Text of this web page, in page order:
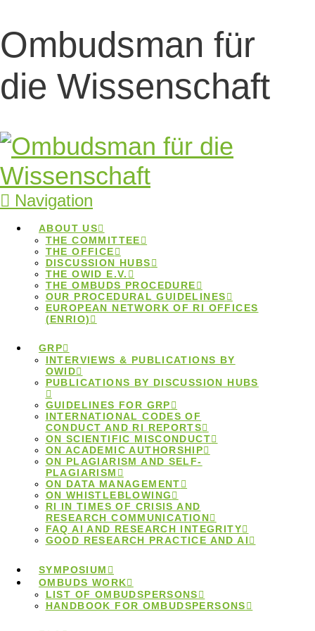
Ombudsman für
die Wissenschaft
Navigation
ABOUT US
THE COMMITTEE
THE OFFICE
DISCUSSION HUBS
THE OWID E.V.
THE OMBUDS PROCEDURE
OUR PROCEDURAL GUIDELINES
EUROPEAN NETWORK OF RI OFFICES
(ENRIO)
GRP
INTERVIEWS & PUBLICATIONS BY
OWID
PUBLICATIONS BY DISCUSSION HUBS
GUIDELINES FOR GRP
INTERNATIONAL CODES OF
CONDUCT AND RI REPORTS
ON SCIENTIFIC MISCONDUCT
ON ACADEMIC AUTHORSHIP
ON PLAGIARISM AND SELF-
PLAGIARISM
ON DATA MANAGEMENT
ON WHISTLEBLOWING
RI IN TIMES OF CRISIS AND
RESEARCH COMMUNICATION
FAQ AI AND RESEARCH INTEGRITY
GOOD RESEARCH PRACTICE AND AI
SYMPOSIUM
OMBUDS WORK
LIST OF OMBUDSPERSONS
HANDBOOK FOR OMBUDSPERSONS
Guidelines for
Good Research
Practice
Guidelines for Good Research
Practice
Home Beiträge
Guidelines for Good Research
Practice
Guidelines for
Good Research
Practice
codex „Guidelines for safeguarding Good
Resarch Practice”will take effect on the 1st of August
2019. The Ombuds Committee for Research Integrity
in Germany and it´s office provide advice to
reseachers based on these guidelines, as well as